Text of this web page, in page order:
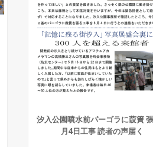
汐入公園噴水前パーゴラに葭簀
月4日工事 読者の声届く